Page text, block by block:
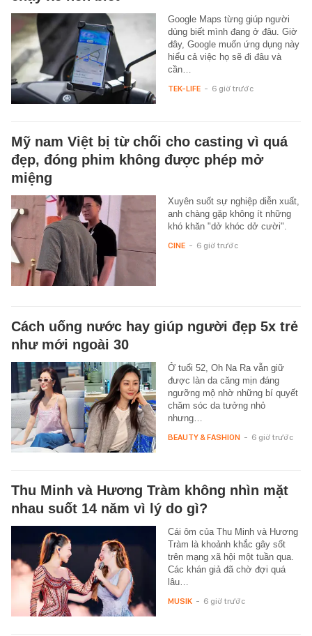
Google Maps từng giúp người
dùng biết mình đang ở đâu. Giờ
đây, Google muốn ứng dụng này
hiểu cả việc họ sẽ đi đâu và
cần…
TEK-LIFE - 6 giờ trước
Mỹ nam Việt bị từ chối cho casting vì quá
đẹp, đóng phim không được phép mở
miệng
Xuyên suốt sự nghiệp diễn xuất,
anh chàng gặp không ít những
khó khăn "dở khóc dở cười".
CINE - 6 giờ trước
Cách uống nước hay giúp người đẹp 5x trẻ
như mới ngoài 30
Ở tuổi 52, Oh Na Ra vẫn giữ
được làn da căng mịn đáng
ngưỡng mộ nhờ những bí quyết
chăm sóc da tưởng nhỏ
nhưng…
BEAUTY & FASHION - 6 giờ trước
Thu Minh và Hương Tràm không nhìn mặt
nhau suốt 14 năm vì lý do gì?
Cái ôm của Thu Minh và Hương
Tràm là khoảnh khắc gây sốt
trên mạng xã hội một tuần qua.
Các khán giả đã chờ đợi quá
lâu…
MUSIK - 6 giờ trước